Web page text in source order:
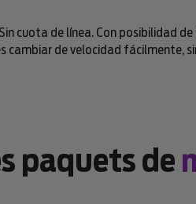
cuota de línea. Con posibilidad
cambiar de velocidad fácilmente,
paquets de